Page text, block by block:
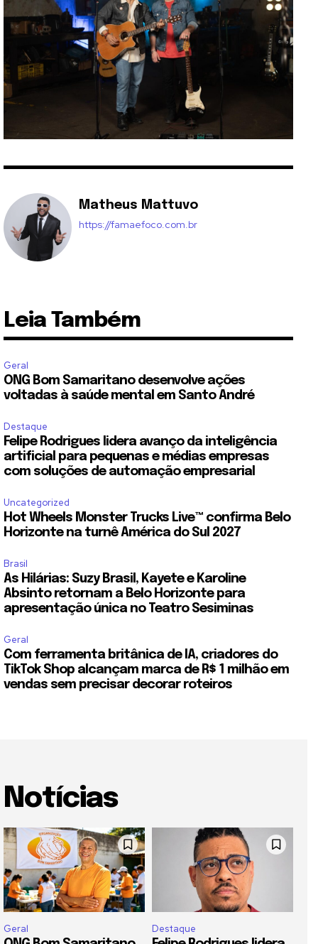
Matheus Mattuvo
https://famaefoco.com.br
Leia Também
Geral
ONG Bom Samaritano desenvolve ações
voltadas à saúde mental em Santo André
Destaque
Felipe Rodrigues lidera avanço da inteligência
artificial para pequenas e médias empresas
com soluções de automação empresarial
Uncategorized
Hot Wheels Monster Trucks Live™ confirma Belo
Horizonte na turnê América do Sul 2027
Brasil
As Hilárias: Suzy Brasil, Kayete e Karoline
Absinto retornam a Belo Horizonte para
apresentação única no Teatro Sesiminas
Geral
Com ferramenta britânica de IA, criadores do
TikTok Shop alcançam marca de R$ 1 milhão em
vendas sem precisar decorar roteiros
Notícias
Geral Destaque